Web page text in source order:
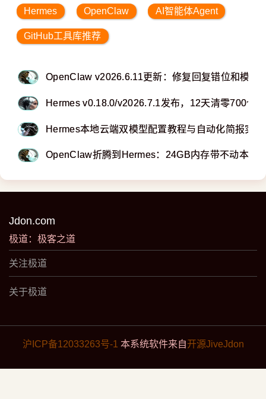
Hermes OpenClaw AI智能体Agent
GitHub工具库推荐
OpenClaw v2026.6.11更新：修复回复错位和模型
Hermes v0.18.0/v2026.7.1发布，12天清零700个
Hermes本地云端双模型配置教程与自动化简报实战
OpenClaw折腾到Hermes：24GB内存带不动本地
Jdon.com
极道：极客之道
关注极道
关于极道
沪ICP备12033263号-1 本系统软件来自开源JiveJdon